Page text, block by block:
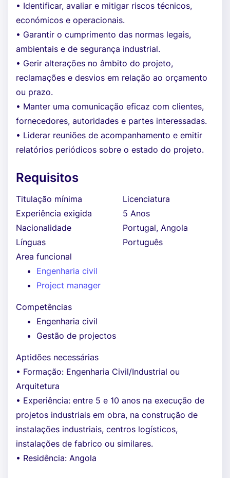
• Identificar, avaliar e mitigar riscos técnicos,
económicos e operacionais.
• Garantir o cumprimento das normas legais,
ambientais e de segurança industrial.
• Gerir alterações no âmbito do projeto,
reclamações e desvios em relação ao orçamento
ou prazo.
• Manter uma comunicação eficaz com clientes,
fornecedores, autoridades e partes interessadas.
• Liderar reuniões de acompanhamento e emitir
relatórios periódicos sobre o estado do projeto.
Requisitos
Titulação mínima
Licenciatura
Experiência exigida
5 Anos
Nacionalidade
Portugal, Angola
Línguas
Português
Area funcional
Engenharia civil
Project manager
Competências
Engenharia civil
Gestão de projectos
Aptidões necessárias
• Formação: Engenharia Civil/Industrial ou
Arquitetura
• Experiência: entre 5 e 10 anos na execução de
projetos industriais em obra, na construção de
instalações industriais, centros logísticos,
instalações de fabrico ou similares.
• Residência: Angola